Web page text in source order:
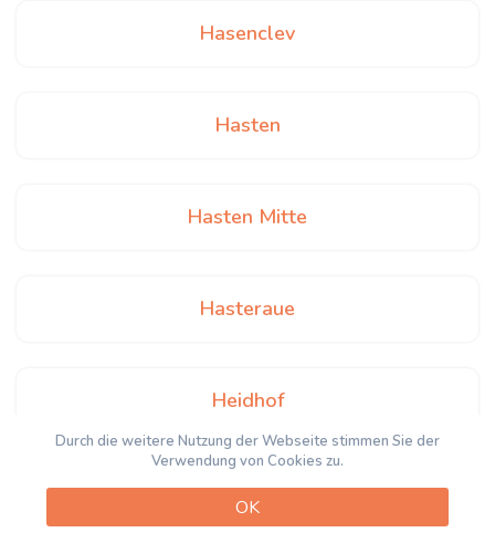
Hasenclev
Hasten
Hasten Mitte
Hasteraue
Heidhof
Heintjeshammer
Durch die weitere Nutzung der Webseite stimmen Sie der
Verwendung von Cookies zu.
OK